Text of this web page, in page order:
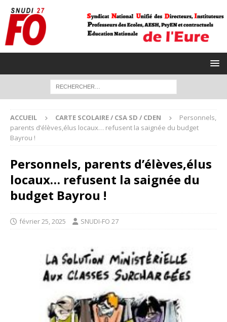
ACCUEIL CARTE SCOLAIRE / CSA SD / CDEN
Personnels,
parents d’élèves,élus locaux… refusent la saignée du budget
Bayrou !
Personnels, parents d’élèves,élus
locaux… refusent la saignée du
budget Bayrou !
février 25, 2025 SNUDI-FO 27